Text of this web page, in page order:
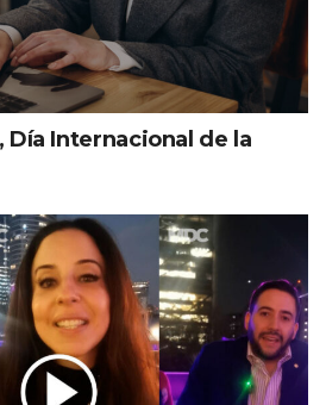
Internacional de la